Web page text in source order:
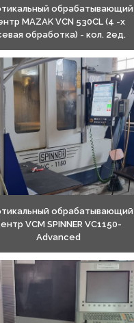
обрабатывающий
MAZAK VCN 530CL (4 -х
обработка) - кол. 2ед.
обрабатывающий
VCM SPINNER VC1150-
Advanced